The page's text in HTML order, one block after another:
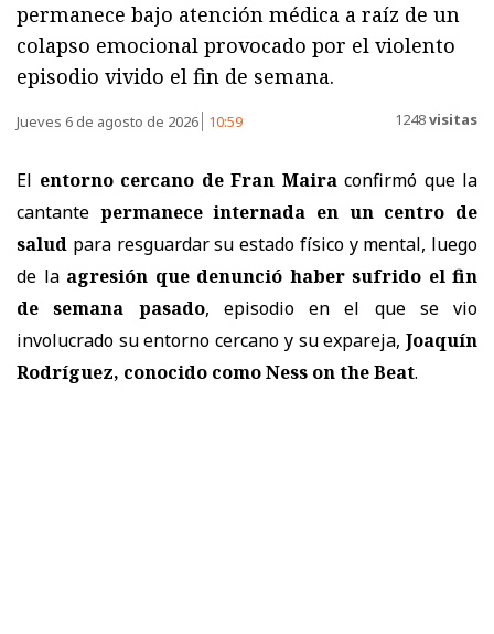
permanece bajo atención médica a raíz de un
colapso emocional provocado por el violento
episodio vivido el fin de semana.
Jueves 6 de agosto de 2026 10:59 1248visitas
El entorno cercano de Fran Mairaconfirmó que la
cantante permanece internada en un centro de
salud para resguardar su estado físico y mental, luego
de la agresión que denunció haber sufrido el fin
de semana pasado, episodio en el que se vio
involucrado su entorno cercano y su expareja, Joaquín
Rodríguez, conocido como Ness on the Beat.